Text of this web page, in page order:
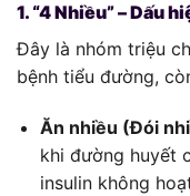
1. “4 Nhiều” – Dấu
Đây là nhóm triệu
bệnh tiểu đường,
Ăn nhiều (Đói
khi đường huyết
insulin không